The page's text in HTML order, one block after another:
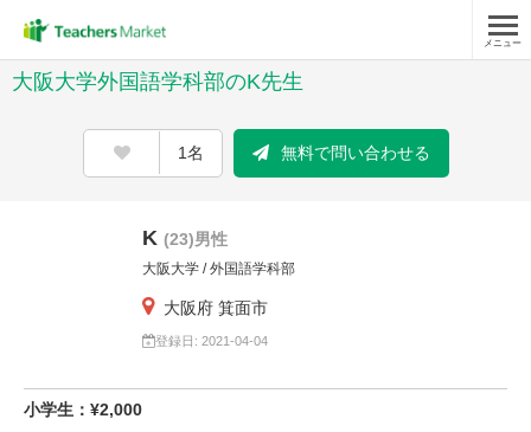
メニュー
大阪大学外国語学科部のK先生
1名 無料で問い合わせる
K (23)男性
大阪大学 / 外国語学科部
大阪府 箕面市
登録日: 2021-04-04
小学生：¥2,000